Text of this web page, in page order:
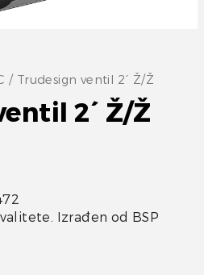
/ Trudesign ventil 2´ Ž/Ž
2´ Ž/Ž
Izrađen od BSP